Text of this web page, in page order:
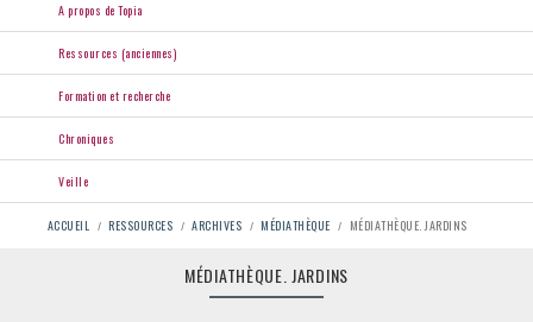
A propos de Topia
Ressources (anciennes)
Formation et recherche
Chroniques
Veille
FIL
ACCUEIL RESSOURCES ARCHIVES MÉDIATHÈQUE MÉDIATHÈQUE. JARDINS
MÉDIATHÈQUE. JARDINS